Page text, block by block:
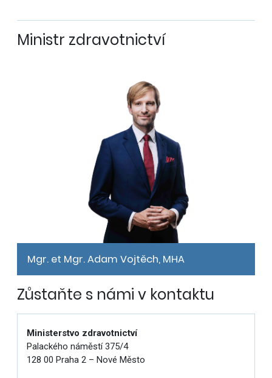
Ministr zdravotnictví
Mgr. et Mgr. Adam Vojtěch, MHA
Zůstaňte s námi v kontaktu
Ministerstvo zdravotnictví
Palackého náměstí 375/4
128 00 Praha 2 – Nové Město